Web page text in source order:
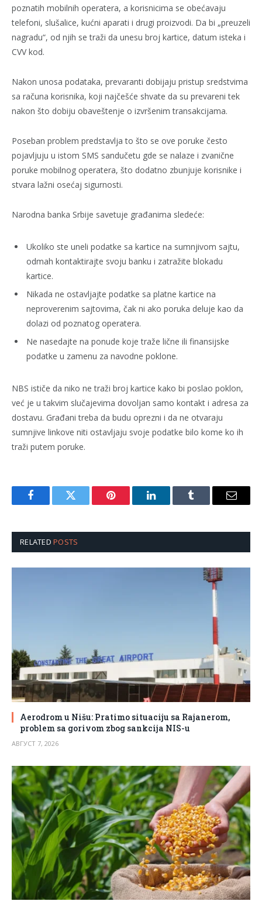
poznatih mobilnih operatera, a korisnicima se obećavaju
telefoni, slušalice, kućni aparati i drugi proizvodi. Da bi „preuzeli
nagradu“, od njih se traži da unesu broj kartice, datum isteka i
CVV kod.
Nakon unosa podataka, prevaranti dobijaju pristup sredstvima
sa računa korisnika, koji najčešće shvate da su prevareni tek
nakon što dobiju obaveštenje o izvršenim transakcijama.
Poseban problem predstavlja to što se ove poruke često
pojavljuju u istom SMS sandučetu gde se nalaze i zvanične
poruke mobilnog operatera, što dodatno zbunjuje korisnike i
stvara lažni osećaj sigurnosti.
Narodna banka Srbije savetuje građanima sledeće:
Ukoliko ste uneli podatke sa kartice na sumnjivom sajtu,
odmah kontaktirajte svoju banku i zatražite blokadu
kartice.
Nikada ne ostavljajte podatke sa platne kartice na
neproverenim sajtovima, čak ni ako poruka deluje kao da
dolazi od poznatog operatera.
Ne nasedajte na ponude koje traže lične ili finansijske
podatke u zamenu za navodne poklone.
NBS ističe da niko ne traži broj kartice kako bi poslao poklon,
već je u takvim slučajevima dovoljan samo kontakt i adresa za
dostavu. Građani treba da budu oprezni i da ne otvaraju
sumnjive linkove niti ostavljaju svoje podatke bilo kome ko ih
traži putem poruke.
FacebookTwitter Pinterest LinkedInTumblr Email
RELATEDPOSTS
Aerodrom u Nišu: Pratimo situaciju sa Rajanerom,
problem sa gorivom zbog sankcija NIS-u
АВГУСТ 7, 2026